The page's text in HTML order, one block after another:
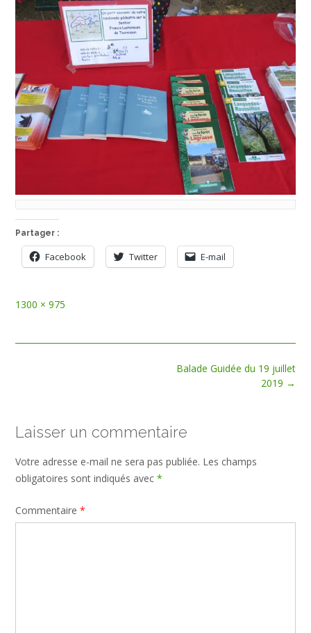
Partager :
Facebook Twitter E-mail
Full
1300 × 975
Balade Guidée du 19 juillet
2019 →
Laisser un commentaire
Votre adresse e-mail ne sera pas publiée. Les champs
obligatoires sont indiqués avec *
Commentaire *